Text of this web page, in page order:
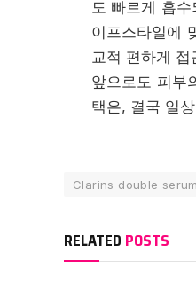
도 빠르게 흡
이프스타일에
교적 편하게
앞으로도 피부
택은, 결국 일
Clarins double
RELATED POSTS